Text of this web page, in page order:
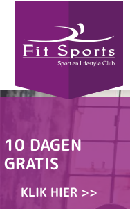
10 DAGEN
GRATIS
KLIK HIER >>